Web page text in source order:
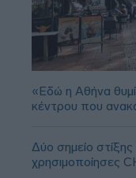
«Εδώ η Αθήνα
κέντρου που
Δύο σημείο
χρησιμοποίησες